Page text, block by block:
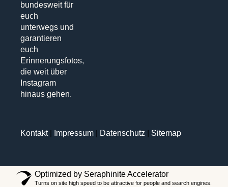
bundesweit für
euch
unterwegs und
garantieren
euch
Erinnerungsfotos,
die weit über
Instagram
hinaus gehen.
Kontakt| Impressum Datenschutz Sitemap
Optimized by Seraphinite Accelerator
Turns on site high speed to be attractive for people and search engines.